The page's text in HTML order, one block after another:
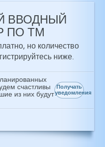
ВВОДНЫЙ
ПО ТМ
но количество
ниже.
счастливы
из них будут
Получать
уведомления